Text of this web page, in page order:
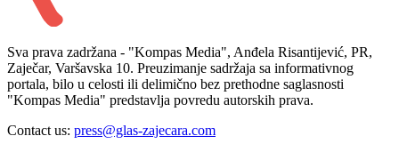
Sva prava zadržana - "Kompas Media", Anđela Risantijević, PR,
Zaječar, Varšavska 10. Preuzimanje sadržaja sa informativnog
portala, bilo u celosti ili delimično bez prethodne saglasnosti
"Kompas Media" predstavlja povredu autorskih prava.
Contact us: press@glas-zajecara.com